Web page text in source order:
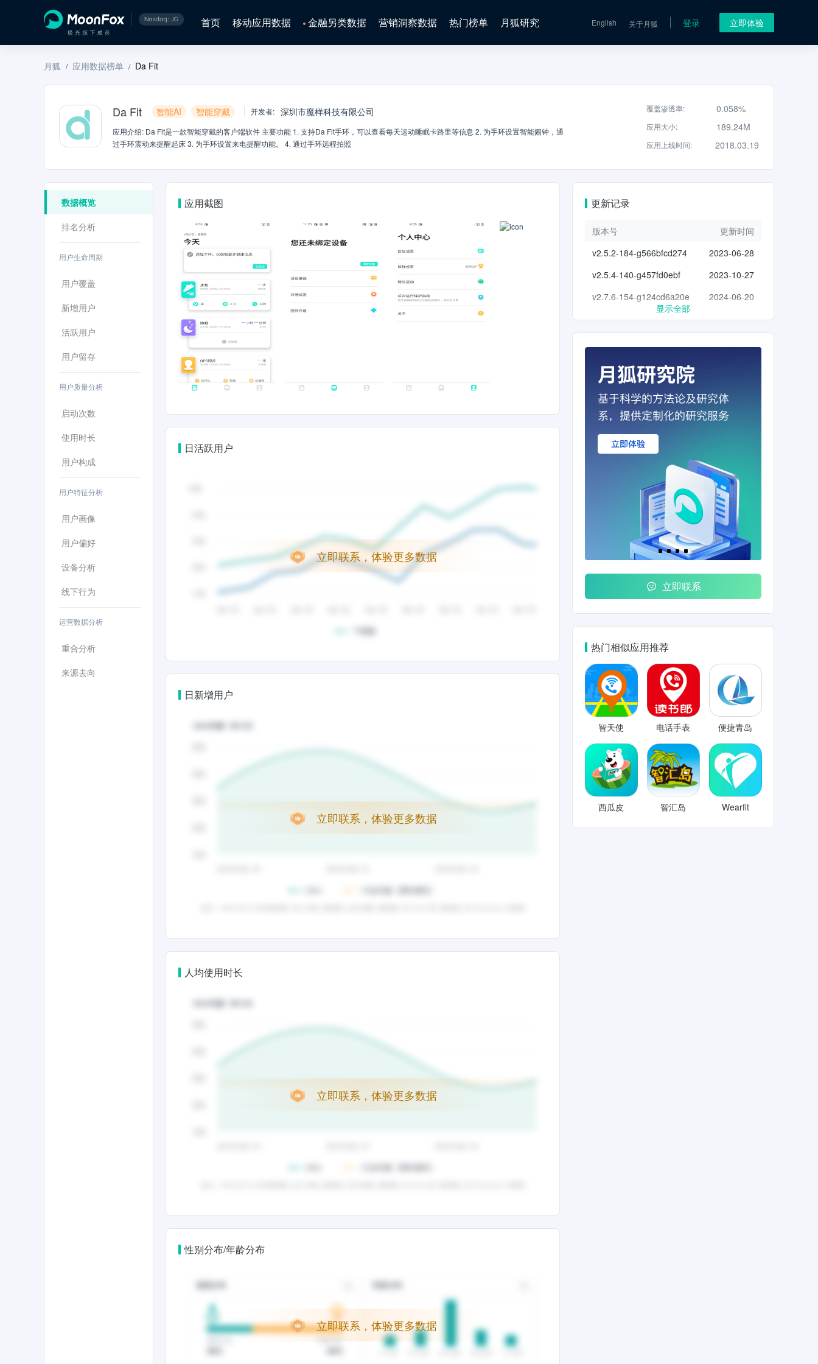
首页 移动应用数据 金融另类数据 营销洞察数据 热门榜单 月狐研究 English 关于月狐 登录 立即体验
月狐 / 应用数据榜单 / Da Fit
Da Fit 智能AI 智能穿戴 开发者: 深圳市魔样科技有限公司
应用介绍: Da Fit是一款智能穿戴的客户端软件 主要功能 1. 支持Da Fit手环，可以查看每天运动睡眠卡路里等信息 2. 为手环设置智能闹钟，通
过手环震动来提醒起床 3. 为手环设置来电提醒功能。 4. 通过手环远程拍照
覆盖渗透率: 0.058%
应用大小: 189.24M
应用上线时间: 2018.03.19
数据概览
排名分析
用户生命周期
用户覆盖
新增用户
活跃用户
用户留存
用户质量分析
启动次数
使用时长
用户构成
用户特征分析
用户画像
用户偏好
设备分析
线下行为
运营数据分析
重合分析
来源去向
应用截图
日活跃用户
立即联系，体验更多数据
日新增用户
立即联系，体验更多数据
人均使用时长
立即联系，体验更多数据
性别分布/年龄分布
立即联系，体验更多数据
更新记录
版本号
更新时间
v2.5.2-184-g566bfcd274
2023-06-28
v2.5.4-140-g457fd0ebf
2023-10-27
v2.7.6-154-g124cd6a20e
2024-06-20
显示全部
立即联系
热门相似应用推荐
智天使 电话手表 便捷青岛
西瓜皮 智汇岛 Wearfit